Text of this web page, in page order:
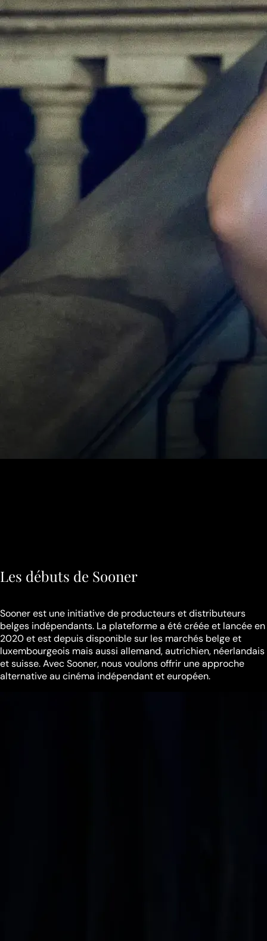
Les débuts de Sooner
Sooner est une initiative de producteurs et distributeurs
belges indépendants. La plateforme a été créée et lancée en
2020 et est depuis disponible sur les marchés belge et
luxembourgeois mais aussi allemand, autrichien, néerlandais
et suisse. Avec Sooner, nous voulons offrir une approche
alternative au cinéma indépendant et européen.